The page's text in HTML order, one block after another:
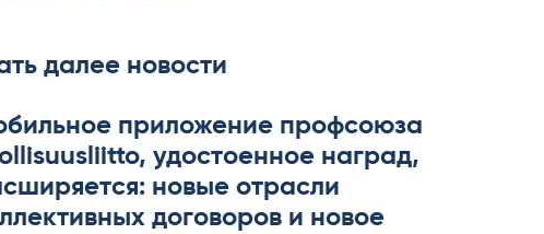
далее новости
приложение профсоюза
удостоенное наград,
новые отрасли
договоров и новое